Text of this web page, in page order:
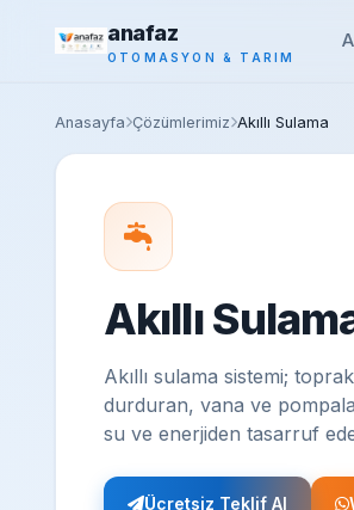
anafaz
OTOMASYON & TARIM
Anasayfa Çözümlerimiz Akıllı Sulama
Akıllı
Akıllı sulama sistemi;
durduran, vana ve
su ve enerjiden tasarruf
Ücretsiz Teklif Al